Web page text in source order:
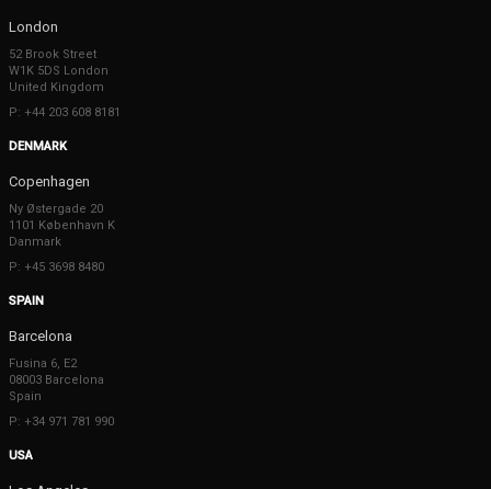
London
52 Brook Street
W1K 5DS London
United Kingdom
P: +44 203 608 8181
DENMARK
Copenhagen
Ny Østergade 20
1101 København K
Danmark
P: +45 3698 8480
SPAIN
Barcelona
Fusina 6, E2
08003 Barcelona
Spain
P: +34 971 781 990
USA